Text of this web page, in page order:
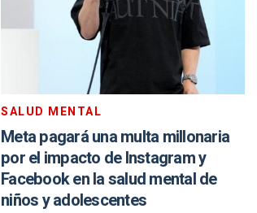
SALUD MENTAL
Meta pagará una multa millonaria
por el impacto de Instagram y
Facebook en la salud mental de
niños y adolescentes